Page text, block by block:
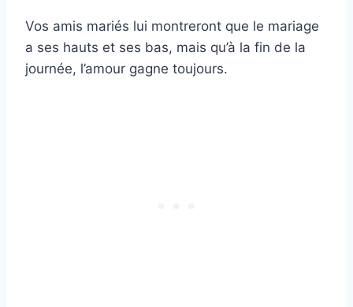
Vos amis mariés lui montreront que le mariage
a ses hauts et ses bas, mais qu’à la fin de la
journée, l’amour gagne toujours.